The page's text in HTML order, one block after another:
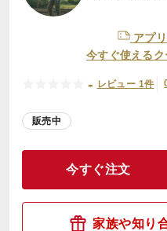
アプリ
今すぐ使える
- レビュー 1件
販売中
今すぐ注文
家族や知り